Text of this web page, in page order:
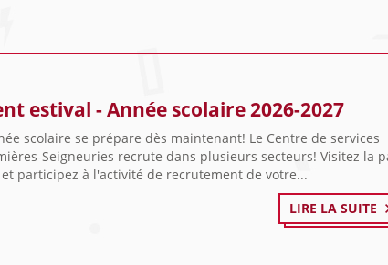
estival - Année scolaire 2026-2027
scolaire se prépare dès maintenant! Le Centre de services
Seigneuries recrute dans plusieurs secteurs! Visitez la
et participez à l'activité de recrutement de votre...
LIRE LA SUITE